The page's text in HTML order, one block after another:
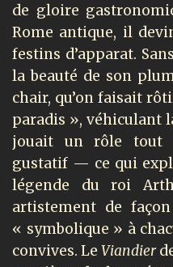
de gloire
Rome antique, il
festins d’apparat.
la beauté de son
chair, qu’on faisait
paradis », véhiculant
jouait un rôle tout
gustatif — ce qui
légende du roi
artistement de
« symbolique » à
convives. Le Viandier